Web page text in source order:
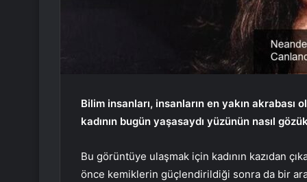
Bilim insanları, insanların en yakın
kadının bugün yaşasaydı yüzünün nasıl
Bu görüntüye ulaşmak için kadının kazıdan
önce kemiklerin güçlendirildiği sonra da bir